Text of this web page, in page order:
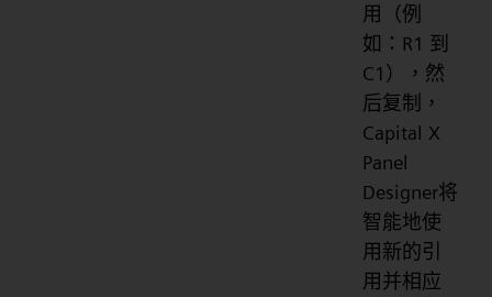
用（例
如：R1 到
C1），然
后复制，
Capital X
Panel
Designer将
智能地使
用新的引
用并相应